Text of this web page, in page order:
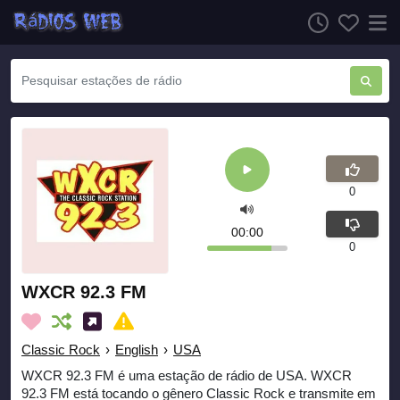
WXCR 92.3 FM
Classic Rock › English › USA
WXCR 92.3 FM é uma estação de rádio de USA. WXCR
92.3 FM está tocando o gênero Classic Rock e transmite em
00:00
0
0